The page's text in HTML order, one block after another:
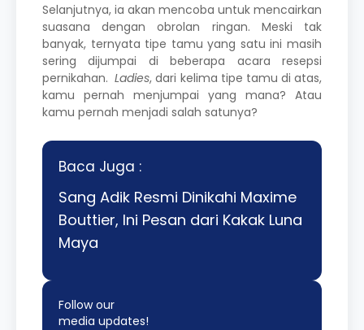
Selanjutnya, ia akan mencoba untuk mencairkan
suasana dengan obrolan ringan. Meski tak
banyak, ternyata tipe tamu yang satu ini masih
sering dijumpai di beberapa acara resepsi
pernikahan.Ladies, dari kelima tipe tamu di atas,
kamu pernah menjumpai yang mana? Atau
kamu pernah menjadi salah satunya?
Baca Juga :
Sang Adik Resmi Dinikahi Maxime
Bouttier, Ini Pesan dari Kakak Luna
Maya
Follow our
media updates!